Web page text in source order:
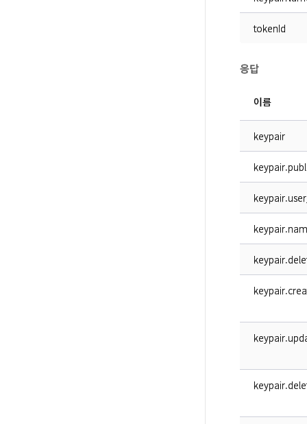
tokenId
응답
이름
keypair